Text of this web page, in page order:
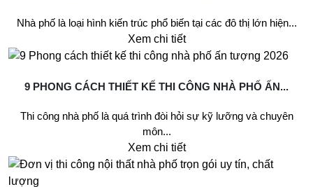
Nhà phố là loại hình kiến trúc phổ biến tại các đô thị lớn hiện...
Xem chi tiết
9 PHONG CÁCH THIẾT KẾ THI CÔNG NHÀ PHỐ ẤN...
Thi công nhà phố là quá trình đòi hỏi sự kỹ lưỡng và chuyên
môn...
Xem chi tiết